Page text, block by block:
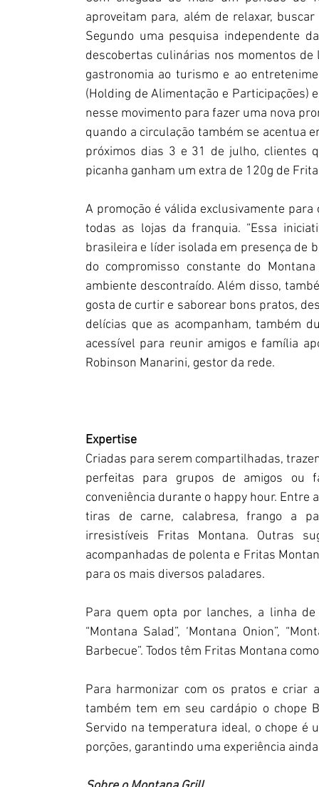
aproveitam para, além de relaxar,
Segundo uma pesquisa independente
descobertas culinárias nos momentos
gastronomia ao turismo e ao
(Holding de Alimentação e Participações)
nesse movimento para fazer uma nova
quando a circulação também se acentua
próximos dias 3 e 31 de julho, clientes
picanha ganham um extra de 120g de
A promoção é válida exclusivamente
todas as lojas da franquia. “Essa
brasileira e líder isolada em presença de
do compromisso constante do
ambiente descontraído. Além disso,
gosta de curtir e saborear bons pratos,
delícias que as acompanham, também
acessível para reunir amigos e família
Robinson Manarini, gestor da rede.
Expertise
Criadas para serem compartilhadas,
perfeitas para grupos de amigos ou
conveniência durante o happy hour. Entre
tiras de carne, calabresa, frango a
irresistíveis Fritas Montana. Outras
acompanhadas de polenta e Fritas
para os mais diversos paladares.
Para quem opta por lanches, a linha de
“Montana Salad”, ‘Montana Onion”,
Barbecue”. Todos têm Fritas Montana
Para harmonizar com os pratos e criar
também tem em seu cardápio o chope
Servido na temperatura ideal, o chope é
porções, garantindo uma experiência